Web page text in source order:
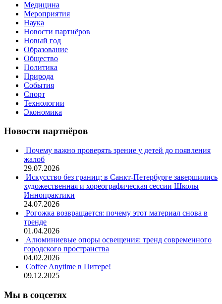
Медицина
Мероприятия
Наука
Новости партнёров
Новый год
Образование
Общество
Политика
Природа
События
Спорт
Технологии
Экономика
Новости партнёров
Почему важно проверять зрение у детей до появления
жалоб
29.07.2026
Искусство без границ: в Санкт-Петербурге завершились
художественная и хореографическая сессии Школы
Иннопрактики
24.07.2026
Рогожка возвращается: почему этот материал снова в
тренде
01.04.2026
Алюминиевые опоры освещения: тренд современного
городского пространства
04.02.2026
Coffee Anytime в Питере!
09.12.2025
Мы в соцсетях